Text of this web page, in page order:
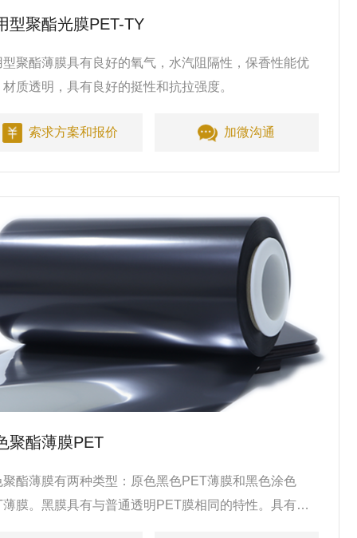
型聚酯光膜PET-TY
型聚酯薄膜具有良好的氧气，水汽阻隔性，保香性能优
质透明，具有良好的挺性和抗拉强度。
索求方案和报价 加微沟通
聚酯薄膜PET
聚酯薄膜有两种类型：原色黑色PET薄膜和黑色涂色
膜。黑膜具有与普通透明PET膜相同的特性。具有广